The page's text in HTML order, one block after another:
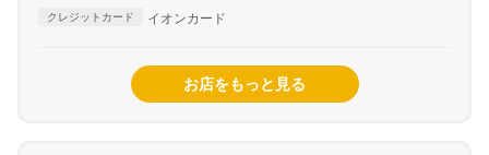
クレジットカード イオンカード
お店をもっと見る